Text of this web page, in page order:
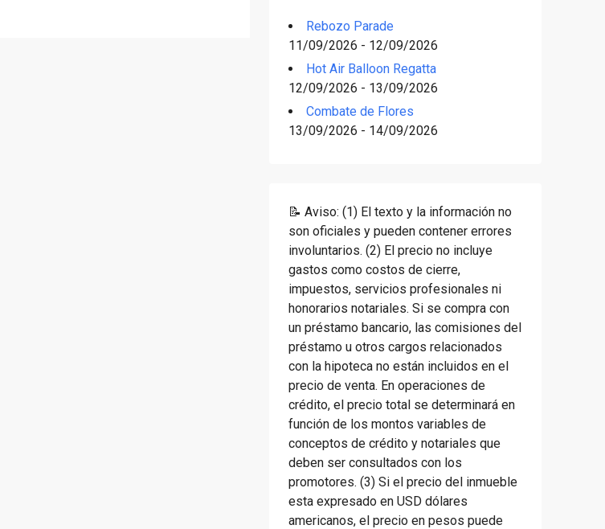
Rebozo Parade
11/09/2026 - 12/09/2026
Hot Air Balloon Regatta
12/09/2026 - 13/09/2026
Combate de Flores
13/09/2026 - 14/09/2026
📝 Aviso: (1) El texto y la información no
son oficiales y pueden contener errores
involuntarios. (2) El precio no incluye
gastos como costos de cierre,
impuestos, servicios profesionales ni
honorarios notariales. Si se compra con
un préstamo bancario, las comisiones del
préstamo u otros cargos relacionados
con la hipoteca no están incluidos en el
precio de venta. En operaciones de
crédito, el precio total se determinará en
función de los montos variables de
conceptos de crédito y notariales que
deben ser consultados con los
promotores. (3) Si el precio del inmueble
esta expresado en USD dólares
americanos, el precio en pesos puede